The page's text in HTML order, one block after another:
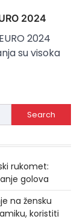
2024
2024
su visoka
Search
rukomet:
golova
na žensku
koristiti